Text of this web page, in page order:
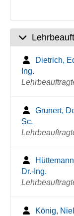
Dietrich,
Ing.
Grunert,
Sc.
Dr.-Ing.
König,